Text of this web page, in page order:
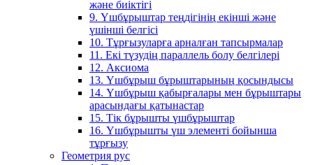
және биіктігі
9. Үшбұрыштар теңдігінің екінші және
үшінші белгісі
10. Тұрғызуларға арналған тапсырмалар
11. Екі түзудің параллель болу белгілері
12. Аксиома
13. Үшбұрыш бұрыштарының қосындысы
14. Үшбұрыш қабырғалары мен бұрыштары
арасындағы қатынастар
15. Тік бұрышты үшбұрыштар
16. Үшбұрышты үш элементі бойынша
тұрғызу
Геометрия рус